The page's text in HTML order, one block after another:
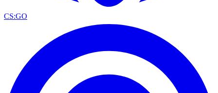
CS:GO